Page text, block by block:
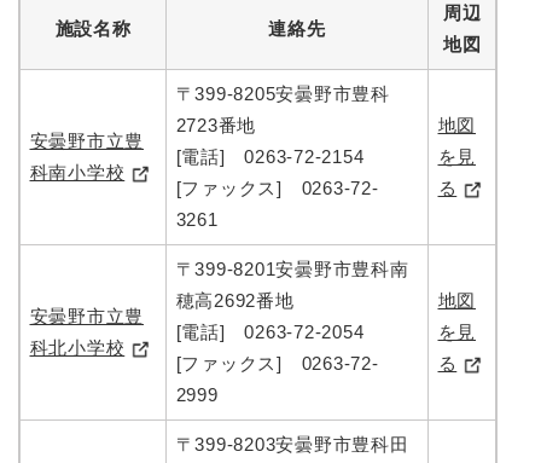
施設名称 連絡先
周辺
地図
安曇野市立豊
科南小学校
〒399-8205安曇野市豊科
2723番地
[電話] 0263-72-2154
[ファックス] 0263-72-
3261
地図
を見
る
安曇野市立豊
科北小学校
〒399-8201安曇野市豊科南
穂高2692番地
[電話] 0263-72-2054
[ファックス] 0263-72-
2999
地図
を見
る
〒399-8203安曇野市豊科田